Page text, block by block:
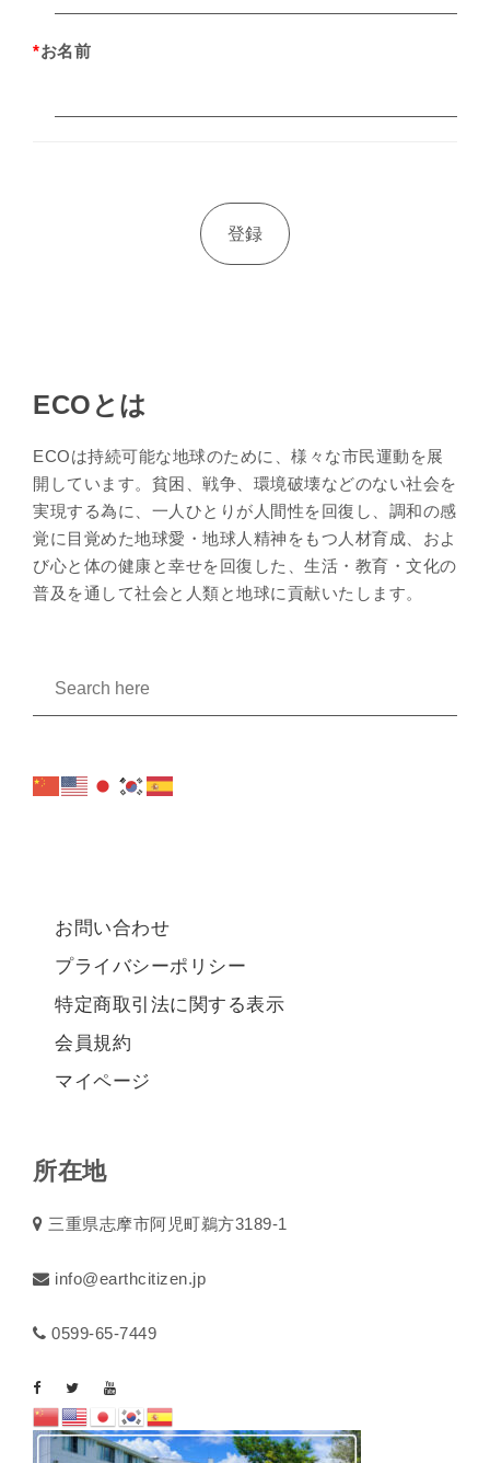
*お名前
ECOとは
ECOは持続可能な地球のために、様々な市民運動を展
開しています。貧困、戦争、環境破壊などのない社会を
実現する為に、一人ひとりが人間性を回復し、調和の感
覚に目覚めた地球愛・地球人精神をもつ人材育成、およ
び心と体の健康と幸せを回復した、生活・教育・文化の
普及を通して社会と人類と地球に貢献いたします。
お問い合わせ
プライバシーポリシー
特定商取引法に関する表示
会員規約
マイページ
所在地
三重県志摩市阿児町鵜方3189-1
info@earthcitizen.jp
0599-65-7449